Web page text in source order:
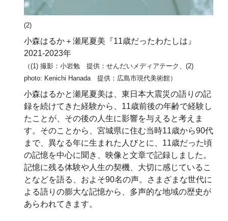
(2)
小森はるか＋瀬尾夏美『11歳だったわたしは』
2021-2023年
（(1) 撮影：小岩勉 提供：せんだいメディアテーク、(2)
photo: Kenichi Hanada 提供：広島市現代美術館）
小森はるかと瀬尾夏美は、東日本大震災の語りの記
録を続けてきた経験から、11歳前後の年齢で経験し
たことが、その後の人生に影響を与えると考えま
す。そのことから、宮城県に住む当時11歳から90代
まで、異なる年に生まれた人びとに、11歳だった頃
の記憶を中心に聞き、映像と文章で記録しました。
記憶に残る体験や人生の契機、大切に感じているこ
となどを語る、およそ90名の声。さまざまな世代に
よる語りの膨大な記憶から、多声的な地域の歴史が
あらわれてきます。